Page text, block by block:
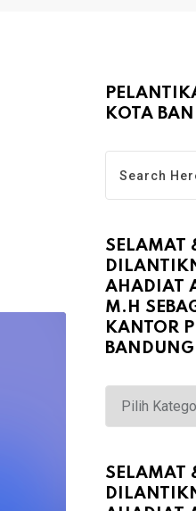
KOTA
SELAMAT
AHADIAT
M.H
KANTOR
BANDUNG
Selamat
&
atas
Dilantiknya
SELAMAT